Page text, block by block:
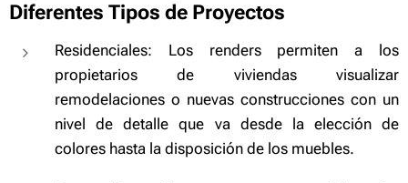
Diferentes Tipos de Proyectos
Residenciales: Los renders permiten a los
propietarios de viviendas visualizar
remodelaciones o nuevas construcciones con un
nivel de detalle que va desde la elección de
colores hasta la disposición de los muebles.